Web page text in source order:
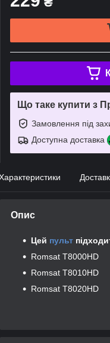
Що таке купити з
Замовлення під
Доступна доставка
Опис
Цей пульт
Romsat T8000HD
Romsat T8010HD
Romsat T8020HD